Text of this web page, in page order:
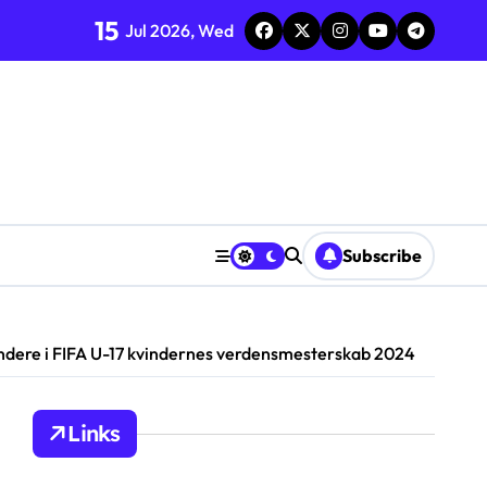
15 Jul 2026, Wed
Subscribe
i FIFA U-17 kvindernes verdensmesterskab 2024
Links